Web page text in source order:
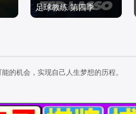
沙
普
足球教练 第四季
戈德斯坦,杰里米·斯威夫
特,布兰登·亨特,塔尼娅·雷
赛,雷克斯·海耶斯,艾斯林·
2026/美国
机会，实现自己人生梦想的历程。